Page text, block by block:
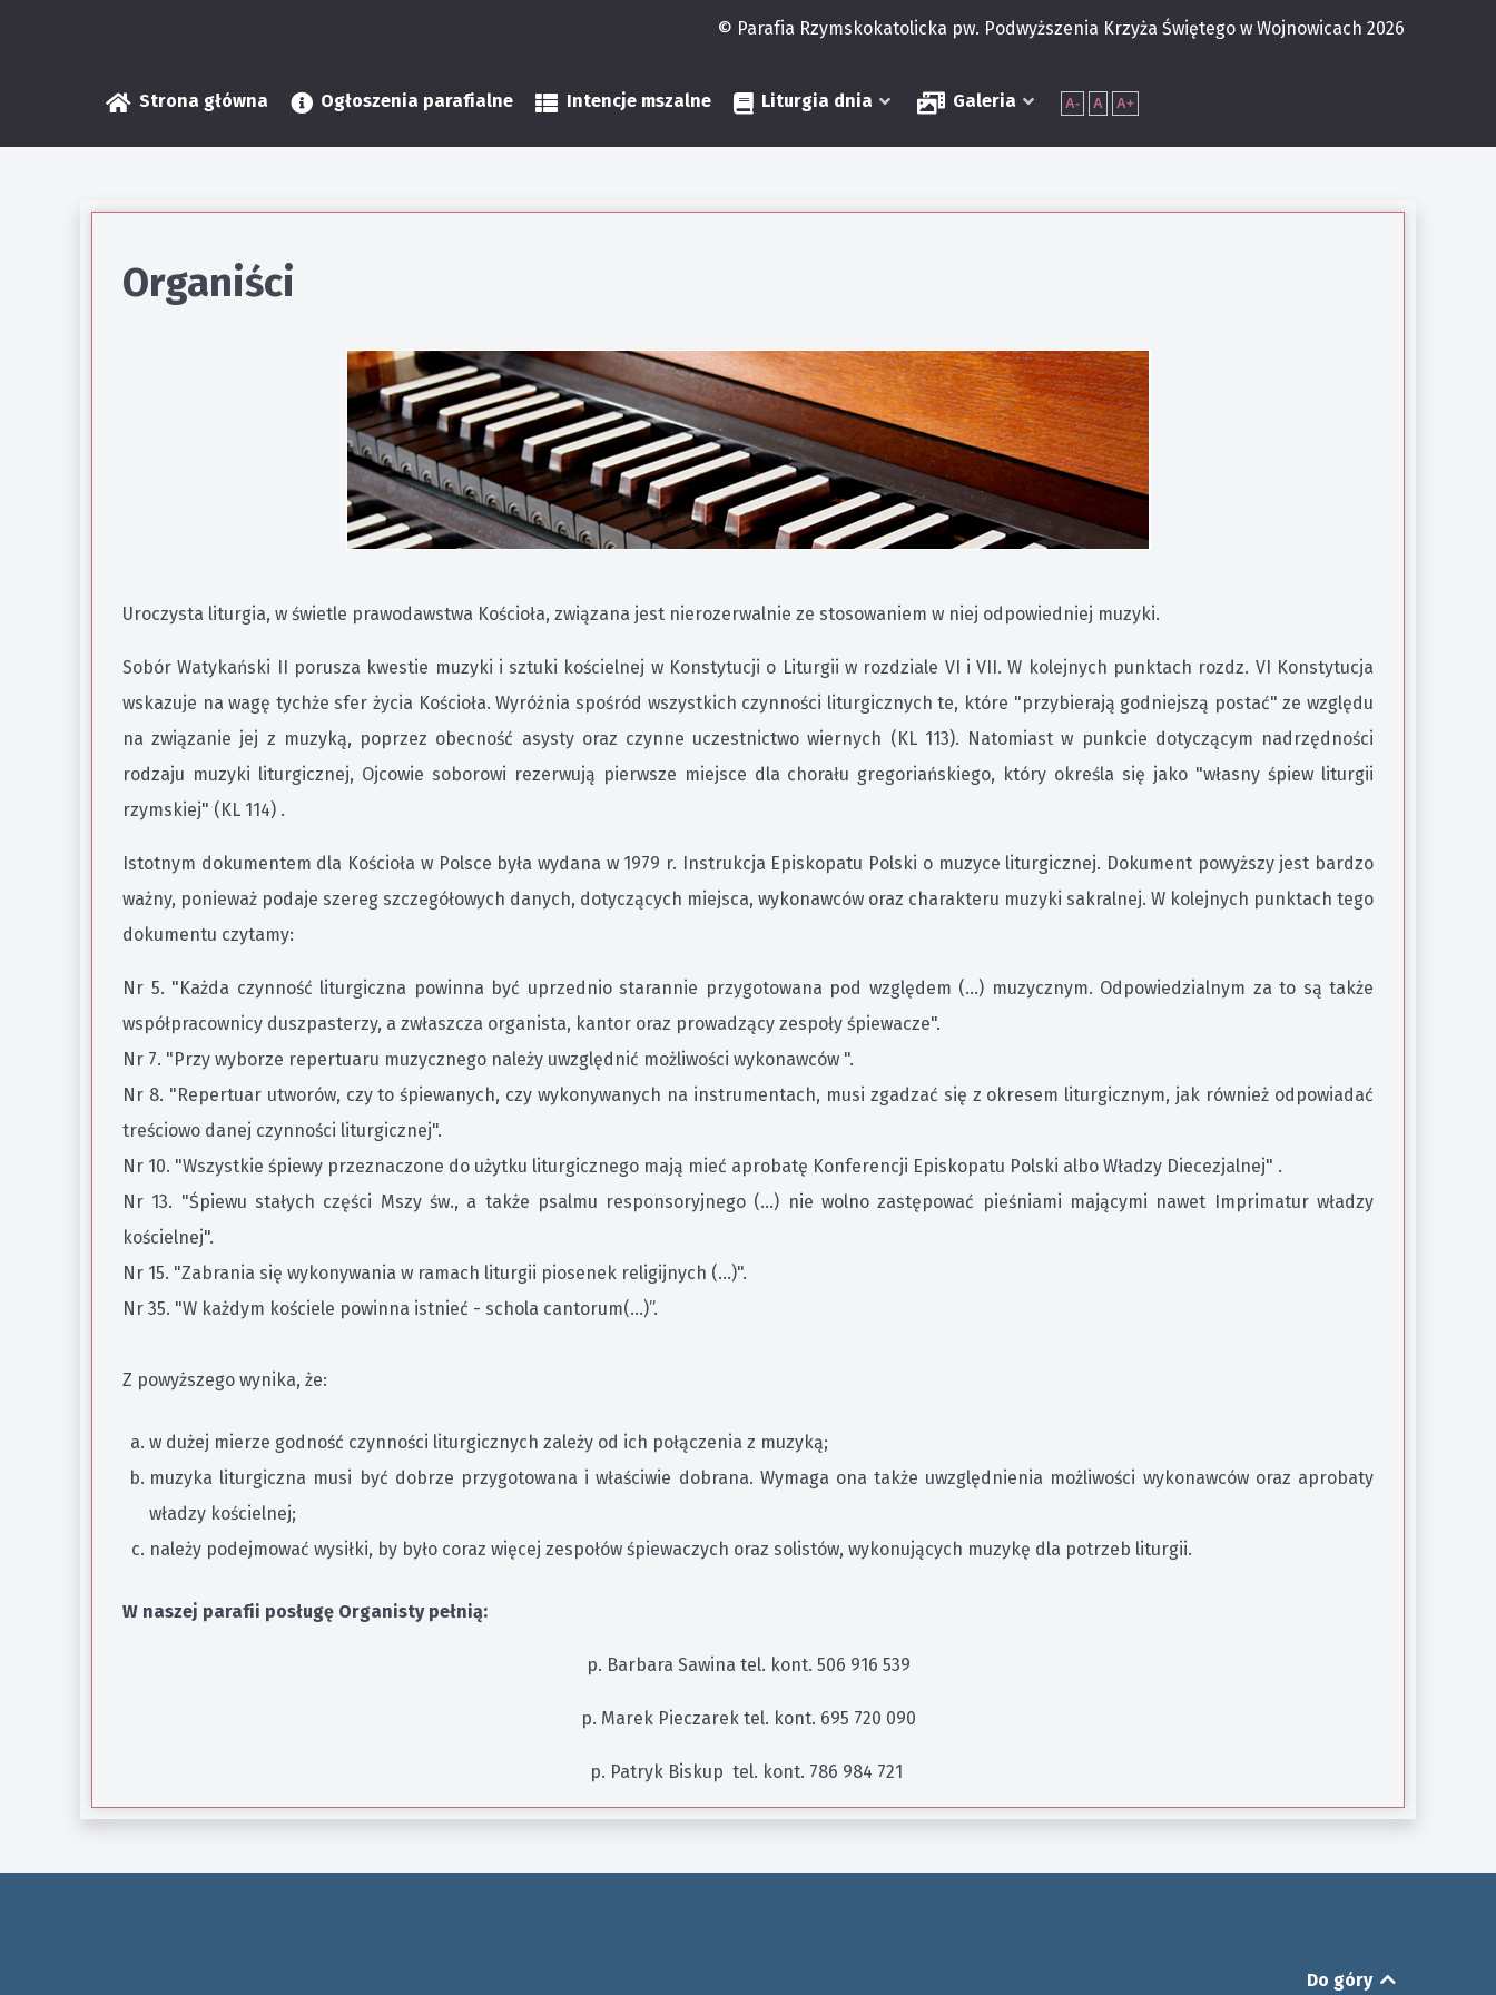
© Parafia Rzymskokatolicka pw. Podwyższenia Krzyża Świętego w Wojnowicach 2026
Strona główna Ogłoszenia parafialne Intencje mszalne Liturgia dnia Galeria A- A A+
Organiści
Uroczysta liturgia, w świetle prawodawstwa Kościoła, związana jest nierozerwalnie ze stosowaniem w niej odpowiedniej muzyki.
Sobór Watykański II porusza kwestie muzyki i sztuki kościelnej w Konstytucji o Liturgii w rozdziale VI i VII. W kolejnych punktach rozdz. VI Konstytucja
wskazuje na wagę tychże sfer życia Kościoła. Wyróżnia spośród wszystkich czynności liturgicznych te, które "przybierają godniejszą postać" ze względu
na związanie jej z muzyką, poprzez obecność asysty oraz czynne uczestnictwo wiernych (KL 113). Natomiast w punkcie dotyczącym nadrzędności
rodzaju muzyki liturgicznej, Ojcowie soborowi rezerwują pierwsze miejsce dla chorału gregoriańskiego, który określa się jako "własny śpiew liturgii
rzymskiej" (KL 114) .
Istotnym dokumentem dla Kościoła w Polsce była wydana w 1979 r. Instrukcja Episkopatu Polski o muzyce liturgicznej. Dokument powyższy jest bardzo
ważny, ponieważ podaje szereg szczegółowych danych, dotyczących miejsca, wykonawców oraz charakteru muzyki sakralnej. W kolejnych punktach tego
dokumentu czytamy:
Nr 5. "Każda czynność liturgiczna powinna być uprzednio starannie przygotowana pod względem (...) muzycznym. Odpowiedzialnym za to są także
współpracownicy duszpasterzy, a zwłaszcza organista, kantor oraz prowadzący zespoły śpiewacze".
Nr 7. "Przy wyborze repertuaru muzycznego należy uwzględnić możliwości wykonawców ".
Nr 8. "Repertuar utworów, czy to śpiewanych, czy wykonywanych na instrumentach, musi zgadzać się z okresem liturgicznym, jak również odpowiadać
treściowo danej czynności liturgicznej".
Nr 10. "Wszystkie śpiewy przeznaczone do użytku liturgicznego mają mieć aprobatę Konferencji Episkopatu Polski albo Władzy Diecezjalnej" .
Nr 13. "Śpiewu stałych części Mszy św., a także psalmu responsoryjnego (...) nie wolno zastępować pieśniami mającymi nawet Imprimatur władzy
kościelnej".
Nr 15. "Zabrania się wykonywania w ramach liturgii piosenek religijnych (...)".
Nr 35. "W każdym kościele powinna istnieć - schola cantorum(…)”.
Z powyższego wynika, że:
w dużej mierze godność czynności liturgicznych zależy od ich połączenia z muzyką;
muzyka liturgiczna musi być dobrze przygotowana i właściwie dobrana. Wymaga ona także uwzględnienia możliwości wykonawców oraz aprobaty
władzy kościelnej;
należy podejmować wysiłki, by było coraz więcej zespołów śpiewaczych oraz solistów, wykonujących muzykę dla potrzeb liturgii.
W naszej parafii posługę Organisty pełnią:
p. Barbara Sawina tel. kont. 506 916 539
p. Marek Pieczarek tel. kont. 695 720 090
p. Patryk Biskup tel. kont. 786 984 721
Do góry